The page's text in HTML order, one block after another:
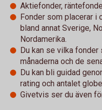
Aktiefonder,
Fonder som placerar i
bland annat Sverige,
Nordamerika.
Du kan se vilka
månaderna och de
Du kan bli guidad
rating och antalet
Givetvis ser du även